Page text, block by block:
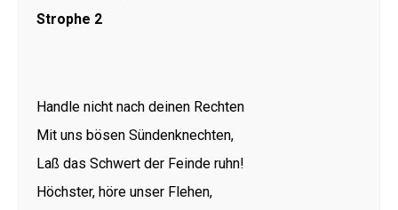
Strophe 2
Handle nicht nach deinen Rechten
Mit uns bösen Sündenknechten,
Laß das Schwert der Feinde ruhn!
Höchster, höre unser Flehen,